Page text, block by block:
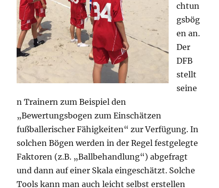
chtun
gsbög
en an.
Der
DFB
stellt
seine
n Trainern zum Beispiel den
„Bewertungsbogen zum Einschätzen
fußballerischer Fähigkeiten“ zur Verfügung. In
solchen Bögen werden in der Regel festgelegte
Faktoren (z.B. „Ballbehandlung“) abgefragt
und dann auf einer Skala eingeschätzt. Solche
Tools kann man auch leicht selbst erstellen